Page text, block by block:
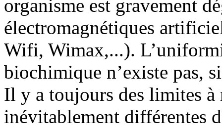
organisme est gravement
électromagnétiques
Wifi, Wimax,...).
biochimique n’existe pas,
Il y a toujours des limites à
inévitablement différentes